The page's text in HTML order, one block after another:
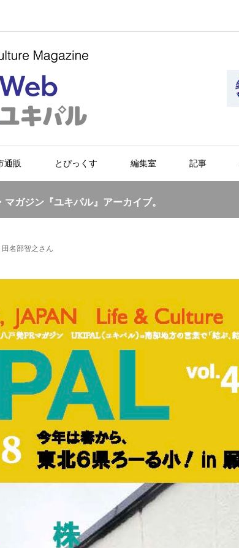
通販 とぴっくす 編集室 記事
ガジン『ユキパル』アーカイブ。
名部智之さん